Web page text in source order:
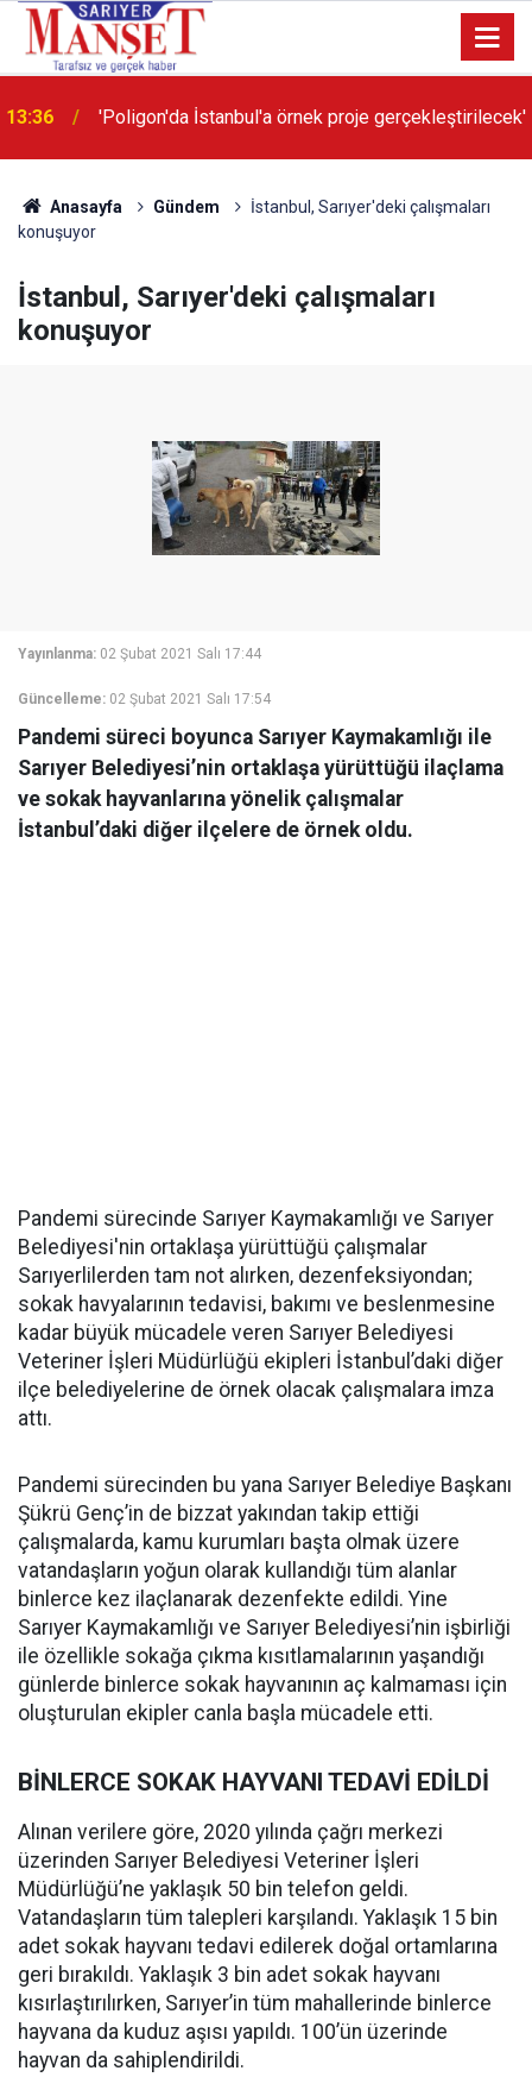
13:36 'Poligon'da İstanbul'a örnek proje gerçekleştirilecek'
Anasayfa Gündem
İstanbul, Sarıyer'deki çalışmaları
konuşuyor
İstanbul, Sarıyer'deki çalışmaları
konuşuyor
Yayınlanma: 02 Şubat 2021 Salı 17:44
Güncelleme: 02 Şubat 2021 Salı 17:54
Pandemi süreci boyunca Sarıyer Kaymakamlığı ile
Sarıyer Belediyesi’nin ortaklaşa yürüttüğü ilaçlama
ve sokak hayvanlarına yönelik çalışmalar
İstanbul’daki diğer ilçelere de örnek oldu.
Pandemi sürecinde Sarıyer Kaymakamlığı ve Sarıyer
Belediyesi'nin ortaklaşa yürüttüğü çalışmalar
Sarıyerlilerden tam not alırken, dezenfeksiyondan;
sokak havyalarının tedavisi, bakımı ve beslenmesine
kadar büyük mücadele veren Sarıyer Belediyesi
Veteriner İşleri Müdürlüğü ekipleri İstanbul’daki diğer
ilçe belediyelerine de örnek olacak çalışmalara imza
attı.
Pandemi sürecinden bu yana Sarıyer Belediye Başkanı
Şükrü Genç’in de bizzat yakından takip ettiği
çalışmalarda, kamu kurumları başta olmak üzere
vatandaşların yoğun olarak kullandığı tüm alanlar
binlerce kez ilaçlanarak dezenfekte edildi. Yine
Sarıyer Kaymakamlığı ve Sarıyer Belediyesi’nin işbirliği
ile özellikle sokağa çıkma kısıtlamalarının yaşandığı
günlerde binlerce sokak hayvanının aç kalmaması için
oluşturulan ekipler canla başla mücadele etti.
BİNLERCE SOKAK HAYVANI TEDAVİ EDİLDİ
Alınan verilere göre, 2020 yılında çağrı merkezi
üzerinden Sarıyer Belediyesi Veteriner İşleri
Müdürlüğü’ne yaklaşık 50 bin telefon geldi.
Vatandaşların tüm talepleri karşılandı. Yaklaşık 15 bin
adet sokak hayvanı tedavi edilerek doğal ortamlarına
geri bırakıldı. Yaklaşık 3 bin adet sokak hayvanı
kısırlaştırılırken, Sarıyer’in tüm mahallerinde binlerce
hayvana da kuduz aşısı yapıldı. 100’ün üzerinde
hayvan da sahiplendirildi.